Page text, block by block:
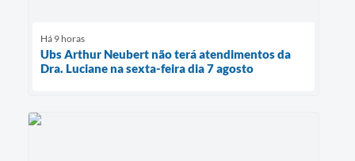
Há 9 horas
Ubs Arthur Neubert não terá atendimentos da
Dra. Luciane na sexta-feira dia 7 agosto